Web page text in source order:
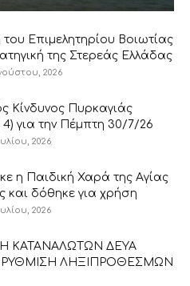
Επιμελητηρίου Βοιωτίας
της Στερεάς Ελλάδας
2026
Κίνδυνος Πυρκαγιάς
4) για την Πέμπτη 30/7/26
2026
η Παιδική Χαρά της Αγίας
και δόθηκε για χρήση
2026
ΚΑΤΑΝΑΛΩΤΩΝ ΔΕΥΑ
ΡΥΘΜΙΣΗ ΛΗΞΙΠΡΟΘΕΣΜΩΝ